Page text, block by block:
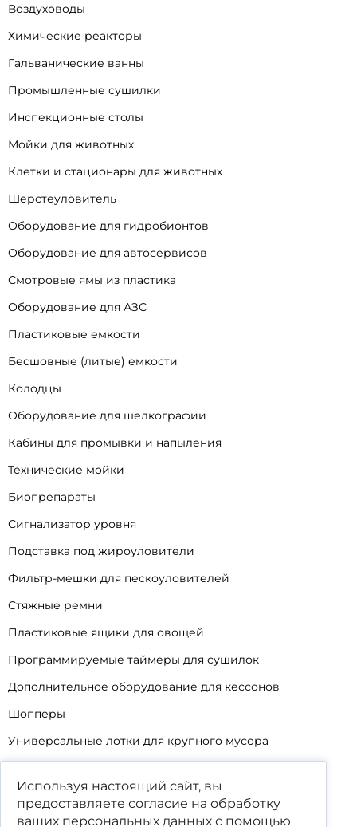
Воздуховоды
Химические реакторы
Гальванические ванны
Промышленные сушилки
Инспекционные столы
Мойки для животных
Клетки и стационары для животных
Шерстеуловитель
Оборудование для гидробионтов
Оборудование для автосервисов
Смотровые ямы из пластика
Оборудование для АЗС
Пластиковые емкости
Бесшовные (литые) емкости
Колодцы
Оборудование для шелкографии
Кабины для промывки и напыления
Технические мойки
Биопрепараты
Сигнализатор уровня
Подставка под жироуловители
Фильтр-мешки для пескоуловителей
Стяжные ремни
Пластиковые ящики для овощей
Программируемые таймеры для сушилок
Дополнительное оборудование для кессонов
Шопперы
Универсальные лотки для крупного мусора
Уцененные товары
Используя настоящий сайт, вы
предоставляете согласие на обработку
ваших персональных данных с помощью